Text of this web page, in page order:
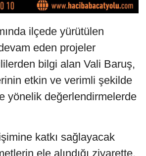
ilçede yürütülen
eden projeler
bilgi alan Vali Baruş,
etkin ve verimli şekilde
yönelik değerlendirmelerde
katkı sağlayacak
ele alındığı ziyarette,